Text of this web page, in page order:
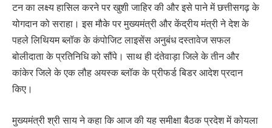
टन का लक्ष्य हासिल करने पर खुशी जाहिर की और इसे पाने में छत्तीसगढ़ के
योगदान को सराहा। इस मौके पर मुख्यमंत्री और केंद्रीय मंत्री ने देश के
पहले लिथियम ब्लॉक के कंपोजिट लाइसेंस अनुबंध दस्तावेज सफल
बोलीदाता के प्रतिनिधि को सौंपे। साथ ही दंतेवाड़ा जिले के तीन और
कांकेर जिले के एक लौह अयस्क ब्लॉक के प्रीफर्ड बिडर आदेश प्रदान
किए।
मुख्यमंत्री श्री साय ने कहा कि आज की यह समीक्षा बैठक प्रदेश में कोयला